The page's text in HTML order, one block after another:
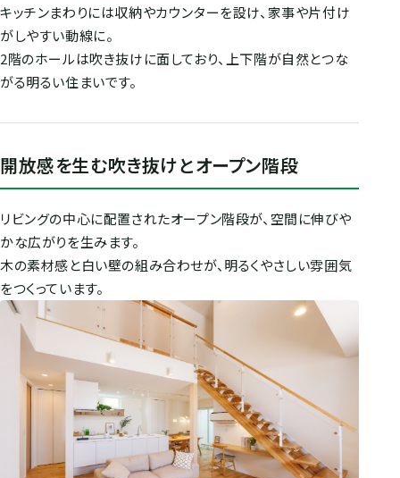
キッチンまわりには収納やカウンターを設け、家事や片付け
がしやすい動線に。
2階のホールは吹き抜けに面しており、上下階が自然とつな
がる明るい住まいです。
開放感を生む吹き抜けとオープン階段
リビングの中心に配置されたオープン階段が、空間に伸びや
かな広がりを生みます。
木の素材感と白い壁の組み合わせが、明るくやさしい雰囲気
をつくっています。